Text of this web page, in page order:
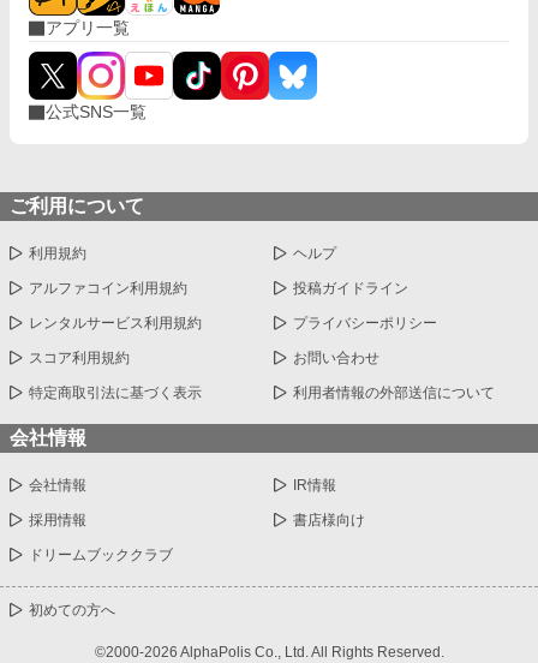
アプリ一覧
公式SNS一覧
ご利用について
利用規約 ヘルプ
アルファコイン利用規約 投稿ガイドライン
レンタルサービス利用規約 プライバシーポリシー
スコア利用規約 お問い合わせ
特定商取引法に基づく表示 利用者情報の外部送信について
会社情報
会社情報 IR情報
採用情報 書店様向け
ドリームブッククラブ
初めての方へ
©2000-2026 AlphaPolis Co., Ltd. All Rights Reserved.